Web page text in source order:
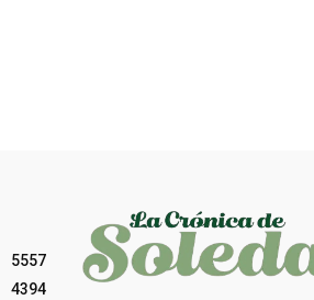
5557
4394